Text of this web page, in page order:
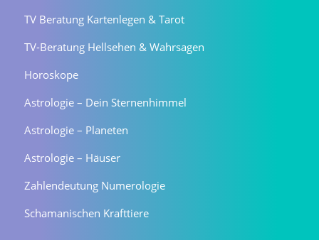
TV Beratung Kartenlegen & Tarot
TV-Beratung Hellsehen & Wahrsagen
Horoskope
Astrologie – Dein Sternenhimmel
Astrologie – Planeten
Astrologie – Häuser
Zahlendeutung Numerologie
Schamanischen Krafttiere